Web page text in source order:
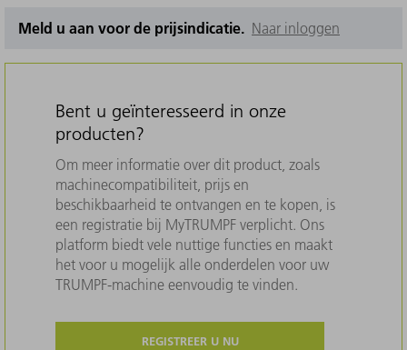
Meld u aan voor de prijsindicatie. Naar inloggen
Bent u geïnteresseerd in onze
producten?
Om meer informatie over dit product, zoals
machinecompatibiliteit, prijs en
beschikbaarheid te ontvangen en te kopen, is
een registratie bij MyTRUMPF verplicht. Ons
platform biedt vele nuttige functies en maakt
het voor u mogelijk alle onderdelen voor uw
TRUMPF-machine eenvoudig te vinden.
REGISTREER U NU